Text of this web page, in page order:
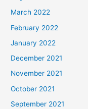
March 2022
February 2022
January 2022
December 2021
November 2021
October 2021
September 2021